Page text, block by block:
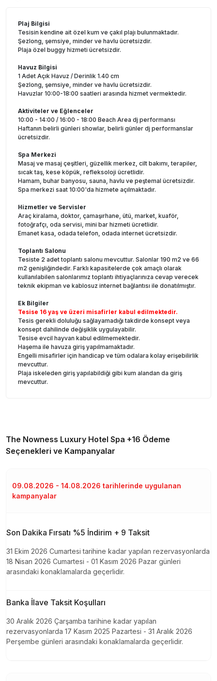
Plaj Bilgisi
Tesisin kendine ait özel kum ve çakıl plajı bulunmaktadır.
Şezlong, şemsiye, minder ve havlu ücretsizdir.
Plaja özel buggy hizmeti ücretsizdir.
Havuz Bilgisi
1 Adet Açık Havuz / Derinlik 1.40 cm
Şezlong, şemsiye, minder ve havlu ücretsizdir.
Havuzlar 10:00-18:00 saatleri arasında hizmet vermektedir.
Aktiviteler ve Eğlenceler
10:00 - 14:00 / 16:00 - 18:00 Beach Area dj performansı
Haftanın belirli günleri showlar, belirli günler dj performanslar
ücretsizdir.
Spa Merkezi
Masaj ve masaj çeşitleri, güzellik merkez, cilt bakımı, terapiler,
sıcak taş, kese köpük, refleksoloji ücretlidir.
Hamam, buhar banyosu, sauna, havlu ve peştemal ücretsizdir.
Spa merkezi saat 10:00'da hizmete açılmaktadır.
Hizmetler ve Servisler
Araç kiralama, doktor, çamaşırhane, ütü, market, kuaför,
fotoğrafçı, oda servisi, mini bar hizmeti ücretlidir.
Emanet kasa, odada telefon, odada internet ücretsizdir.
Toplantı Salonu
Tesiste 2 adet toplantı salonu mevcuttur. Salonlar 190 m2 ve 66
m2 genişliğindedir. Farklı kapasitelerde çok amaçlı olarak
kullanılabilen salonlarımız toplantı ihtiyaçlarınıza cevap verecek
teknik ekipman ve kablosuz internet bağlantısı ile donatılmıştır.
Ek Bilgiler
Tesise 16 yaş ve üzeri misafirler kabul edilmektedir.
Tesis gerekli doluluğu sağlayamadığı takdirde konsept veya
konsept dahilinde değişiklik uygulayabilir.
Tesise evcil hayvan kabul edilmemektedir.
Haşema ile havuza giriş yapılmamaktadır.
Engelli misafirler için handicap ve tüm odalara kolay erişebilirlik
mevcuttur.
Plaja iskeleden giriş yapılabildiği gibi kum alandan da giriş
mevcuttur.
The Nowness Luxury Hotel Spa +16 Ödeme
Seçenekleri ve Kampanyalar
09.08.2026 - 14.08.2026 tarihlerinde uygulanan
kampanyalar
Son Dakika Fırsatı %5 İndirim + 9 Taksit
31 Ekim 2026 Cumartesi tarihine kadar yapılan rezervasyonlarda
18 Nisan 2026 Cumartesi - 01 Kasım 2026 Pazar günleri
arasındaki konaklamalarda geçerlidir.
Banka İlave Taksit Koşulları
30 Aralık 2026 Çarşamba tarihine kadar yapılan
rezervasyonlarda 17 Kasım 2025 Pazartesi - 31 Aralık 2026
Perşembe günleri arasındaki konaklamalarda geçerlidir.